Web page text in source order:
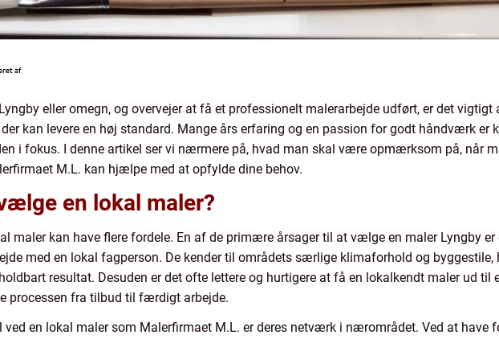
eller omegn, og overvejer at få et professionelt malerarbejde udført, er det
der kan levere en høj standard. Mange års erfaring og en passion for godt håndværk er
i fokus. I denne artikel ser vi nærmere på, hvad man skal være opmærksom på, når
M.L. kan hjælpe med at opfylde dine behov.
en lokal maler?
maler kan have flere fordele. En af de primære årsager til at vælge en maler Lyngby er
med en lokal fagperson. De kender til områdets særlige klimaforhold og
resultat. Desuden er det ofte lettere og hurtigere at få en lokalkendt maler ud til
processen fra tilbud til færdigt arbejde.
ved en lokal maler som Malerfirmaet M.L. er deres netværk i nærområdet. Ved at have